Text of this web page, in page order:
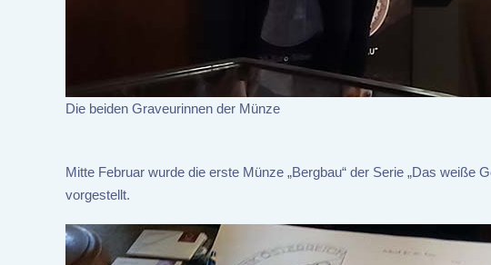
Die beiden Graveurinnen der Münze
Mitte Februar wurde die erste Münze „Bergbau“ der Serie „Das
vorgestellt.